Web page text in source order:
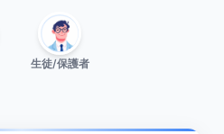
生徒/保護者